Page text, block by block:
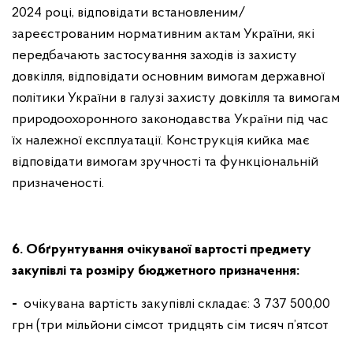
2024 році, відповідати встановленим/
зареєстрованим нормативним актам України, які
передбачають застосування заходів із захисту
довкілля, відповідати основним вимогам державної
політики України в галузі захисту довкілля та вимогам
природоохоронного законодавства України під час
їх належної експлуатації. Конструкція кийка має
відповідати вимогам зручності та функціональній
призначеності.
6. Обґрунтування очікуваної вартості предмету
закупівлі та розміру бюджетного призначення:
- очікувана вартість закупівлі складає: 3 737 500,00
грн (три мільйони сімсот тридцять сім тисяч п’ятсот